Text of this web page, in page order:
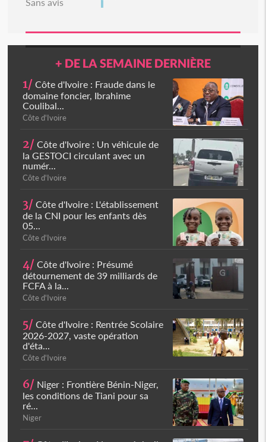
+ DE LA SEMAINE DERNIÈRE
1/ Côte d'Ivoire : Fraude dans le
domaine foncier, Ibrahime
Coulibal...
Côte d'Ivoire
2/ Côte d'Ivoire : Un véhicule de
la GESTOCI circulant avec un
numér...
Côte d'Ivoire
3/ Côte d'Ivoire : L'établissement
de la CNI pour les enfants dès
05...
Côte d'Ivoire
4/ Côte d'Ivoire : Présumé
détournement de 39 milliards de
FCFA à la...
Côte d'Ivoire
5/ Côte d'Ivoire : Rentrée Scolaire
2026-2027, vaste opération
d'éta...
Côte d'Ivoire
6/ Niger : Frontière Bénin-Niger,
les conditions de Tiani pour sa
ré...
Niger